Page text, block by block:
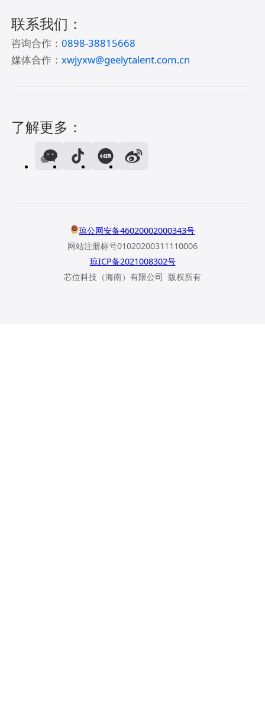
联系我们：
咨询合作：0898-38815668
媒体合作：xwjyxw@geelytalent.com.cn
了解更多：
琼公网安备46020002000343号
网站注册标号01020200311110006
琼ICP备2021008302号
芯位科技（海南）有限公司 版权所有